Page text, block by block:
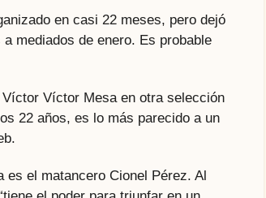
en casi 22 meses, pero dejó
mediados de enero. Es probable
Víctor Mesa en otra selección
22 años, es lo más parecido a un
el matancero Cionel Pérez. Al